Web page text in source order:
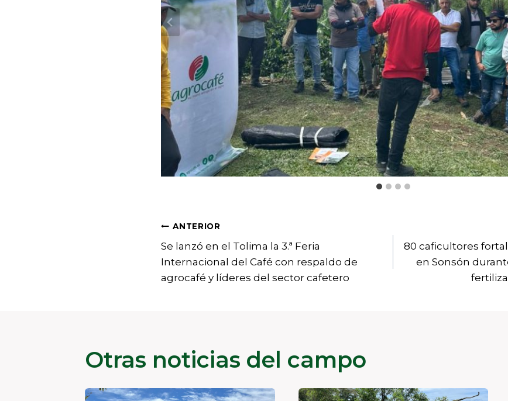
Navegación
de
entradas
ANTERIOR
Se lanzó en el Tolima la 3.ª Feria
Internacional del Café con respaldo de
agrocafé y líderes del sector cafetero
80 caficultores
en Sonsón
Otras noticias del campo